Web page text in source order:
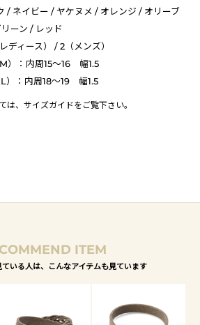
/ ネイビー / ヤケヌメ / オレンジ / オリーブ
ーン / レッド
ディース） / 2（メンズ）
）：内周15～16 幅1.5
）：内周18～19 幅1.5
は、 サイズガイドをご覧下さい。
ITEM
ている人は、こんなアイテムも見ています